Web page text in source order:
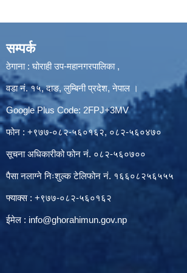
सम्पर्क
ठेगाना : घोराही उप-महानगरपालिका ,
वडा नं. १५, दाङ, लुम्बिनी प्रदेश, नेपाल ।
Google Plus Code: 2FPJ+3MV
फोन : +९७७-०८२-५६०१६२, ०८२-५६०४७०
सूचना अधिकारीको फोन नं. ०८२-५६०७००
पैसा नलाग्ने निःशुल्क टेलिफोन नं. १६६०८२५६५५५
फ्याक्स : +९७७-०८२-५६०१६२
ईमेल : info@ghorahimun.gov.np